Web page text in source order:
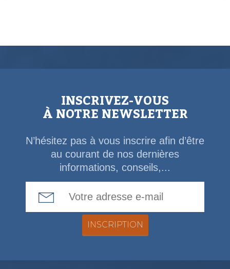
INSCRIVEZ-VOUS
À NOTRE NEWSLETTER
N’hésitez pas à vous inscrire afin d’être
au courant de nos dernières
informations, conseils,...